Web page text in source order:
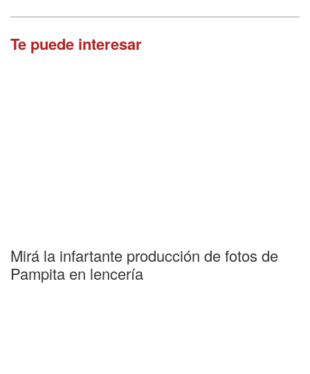
Te puede interesar
Mirá la infartante producción de fotos de
Pampita en lencería